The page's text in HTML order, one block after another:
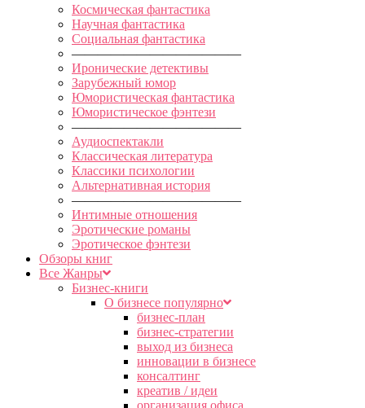
Космическая фантастика
Научная фантастика
Социальная фантастика
—————————————
Иронические детективы
Зарубежный юмор
Юмористическая фантастика
Юмористическое фэнтези
—————————————
Аудиоспектакли
Классическая литература
Классики психологии
Альтернативная история
—————————————
Интимные отношения
Эротические романы
Эротическое фэнтези
Обзоры книг
Все Жанры
Бизнес-книги
О бизнесе популярно
бизнес-план
бизнес-стратегии
выход из бизнеса
инновации в бизнесе
консалтинг
креатив / идеи
организация офиса